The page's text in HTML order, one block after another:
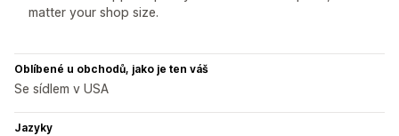
matter your shop size.
Oblíbené u obchodů, jako je ten váš
Se sídlem v USA
Jazyky